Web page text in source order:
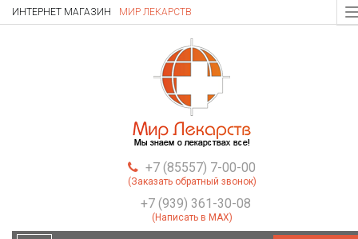
ИНТЕРНЕТ МАГАЗИН МИР ЛЕКАРСТВ
+7 (85557) 7-00-00
(Заказать обратный звонок)
+7 (939) 361-30-08
(Написать в MAX)